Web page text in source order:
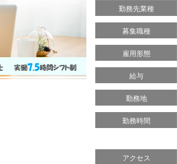
勤務先業種
募集職種
雇用形態
給与
勤務地
勤務時間
アクセス